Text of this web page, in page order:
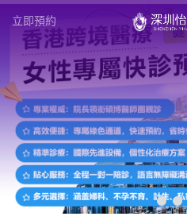
立即預約